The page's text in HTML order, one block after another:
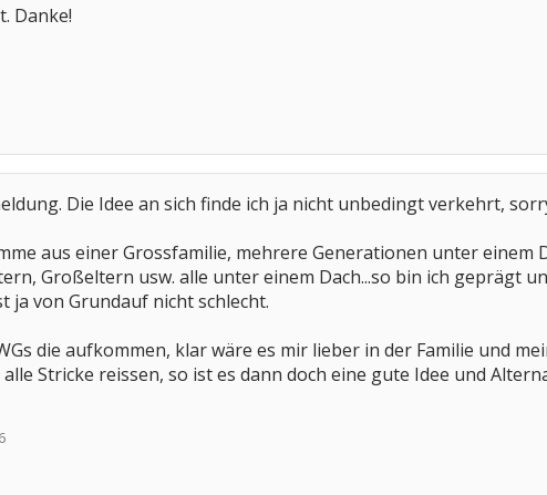
Danke!
Die Idee an sich finde ich ja nicht unbedingt verkehrt,
aus einer Grossfamilie, mehrere Generationen unter einem
Großeltern usw. alle unter einem Dach...so bin ich geprägt
ja von Grundauf nicht schlecht.
die aufkommen, klar wäre es mir lieber in der Familie und
Stricke reissen, so ist es dann doch eine gute Idee und